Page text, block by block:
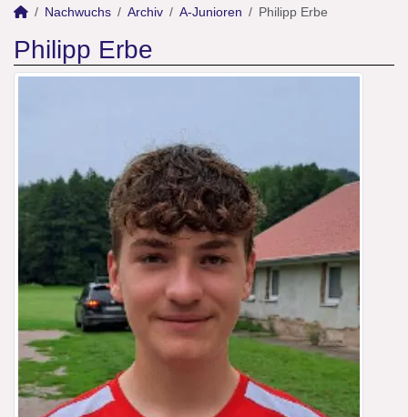
Nachwuchs Archiv A-Junioren Philipp Erbe
Philipp Erbe